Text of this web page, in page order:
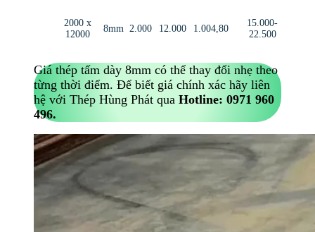
2000 x
12000
8mm 2.000 12.000 1.004,80
15.000-
22.500
Giá thép tấm dày 8mm có thể thay đổi nhẹ theo
từng thời điểm. Để biết giá chính xác hãy liên
hệ với Thép Hùng Phát qua Hotline: 0971 960
496.